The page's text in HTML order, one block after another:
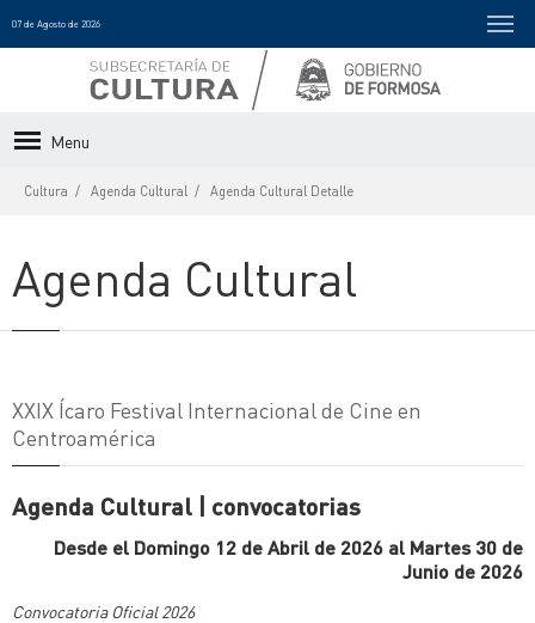
07 de Agosto de 2026
Menu
Cultura Agenda Cultural Agenda Cultural Detalle
Agenda Cultural
XXIX Ícaro Festival Internacional de Cine en
Centroamérica
Agenda Cultural | convocatorias
Desde el Domingo 12 de Abril de 2026 al Martes 30 de
Junio de 2026
Convocatoria Oficial 2026